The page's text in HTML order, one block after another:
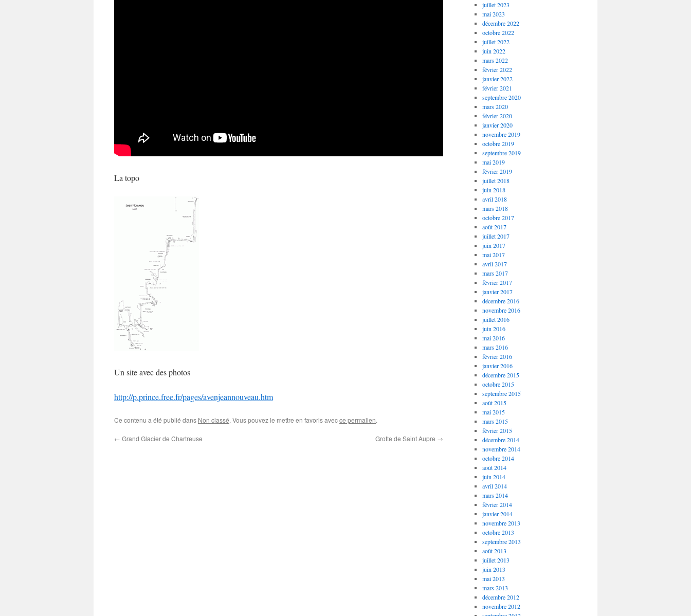
La topo
Un site avec des photos
http://p.prince.free.fr/pages/avenjeannouveau.htm
Ce contenu a été publié dans Non classé. Vous pouvez le mettre en favoris avecce permalien.
← Grand Glacier de Chartreuse Grotte de Saint Aupre →
juillet 2023
mai 2023
décembre 2022
octobre 2022
juillet 2022
juin 2022
mars 2022
février 2022
janvier 2022
février 2021
septembre 2020
mars 2020
février 2020
janvier 2020
novembre 2019
octobre 2019
septembre 2019
mai 2019
février 2019
juillet 2018
juin 2018
avril 2018
mars 2018
octobre 2017
août 2017
juillet 2017
juin 2017
mai 2017
avril 2017
mars 2017
février 2017
janvier 2017
décembre 2016
novembre 2016
juillet 2016
juin 2016
mai 2016
mars 2016
février 2016
janvier 2016
décembre 2015
octobre 2015
septembre 2015
août 2015
mai 2015
mars 2015
février 2015
décembre 2014
novembre 2014
octobre 2014
août 2014
juin 2014
avril 2014
mars 2014
février 2014
janvier 2014
novembre 2013
octobre 2013
septembre 2013
août 2013
juillet 2013
juin 2013
mai 2013
mars 2013
décembre 2012
novembre 2012